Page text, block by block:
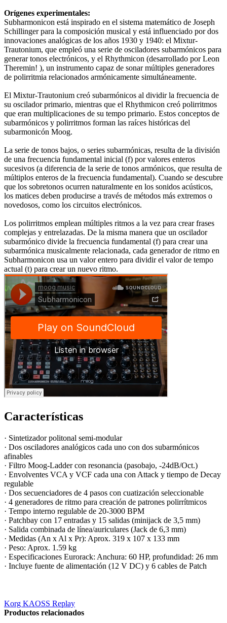
Orígenes experimentales:
Subharmonicon está inspirado en el sistema matemático de Joseph
Schillinger para la composición musical y está influenciado por dos
innovaciones analógicas de los años 1930 y 1940: el Mixtur-
Trautonium, que empleó una serie de osciladores subarmónicos para
generar tonos electrónicos, y el Rhythmicon (desarrollado por Leon
Theremin! ), un instrumento capaz de sonar múltiples generadores
de polirritmia relacionados armónicamente simultáneamente.
El Mixtur-Trautonium creó subarmónicos al dividir la frecuencia de
su oscilador primario, mientras que el Rhythmicon creó polirritmos
que eran multiplicaciones de su tempo primario. Estos conceptos de
subarmónicos y polirritmos forman las raíces históricas del
subarmonicón Moog.
La serie de tonos bajos, o series subarmónicas, resulta de la división
de una frecuencia fundamental inicial (f) por valores enteros
sucesivos (a diferencia de la serie de tonos armónicos, que resulta de
múltiplos enteros de la frecuencia fundamental). Cuando se descubre
que los sobretonos ocurren naturalmente en los sonidos acústicos,
los matices deben producirse a través de métodos más extremos o
novedosos, como los circuitos electrónicos.
Los polirritmos emplean múltiples ritmos a la vez para crear frases
complejas y entrelazadas. De la misma manera que un oscilador
subarmónico divide la frecuencia fundamental (f) para crear una
subarmónica musicalmente relacionada, cada generador de ritmo en
Subharmonicon usa un valor entero para dividir el valor de tempo
actual (t) para crear un nuevo ritmo.
Características
· Sintetizador politonal semi-modular
· Dos osciladores analógicos cada uno con dos subarmónicos
afinables
· Filtro Moog-Ladder con resonancia (pasobajo, -24dB/Oct.)
· Envolventes VCA y VCF cada una con Attack y tiempo de Decay
regulable
· Dos secuenciadores de 4 pasos con cuatización seleccionable
· 4 generadores de ritmo para creación de patrones polirrítmicos
· Tempo interno regulable de 20-3000 BPM
· Patchbay con 17 entradas y 15 salidas (minijack de 3,5 mm)
· Salida combinada de línea/auriculares (Jack de 6,3 mm)
· Medidas (An x Al x Pr): Aprox. 319 x 107 x 133 mm
· Peso: Aprox. 1.59 kg
· Especificaciones Eurorack: Anchura: 60 HP, profundidad: 26 mm
· Incluye fuente de alimentación (12 V DC) y 6 cables de Patch
Korg KAOSS Replay
Productos relacionados